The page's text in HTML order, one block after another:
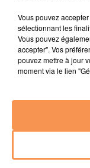
à 11h42 Océane
Vous pouvez
sélectionnant les
Vous pouvez
accepter". Vos
pouvez mettre à jour
moment via le lien